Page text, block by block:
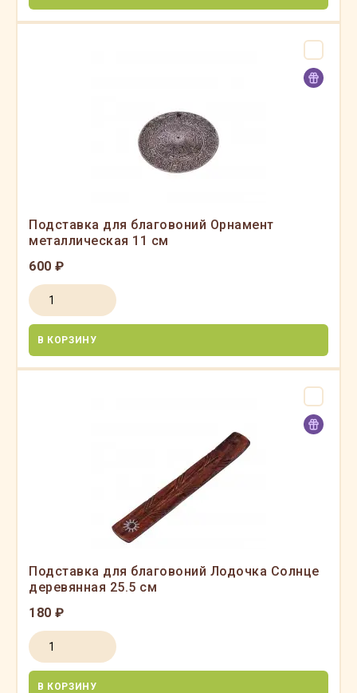
Подставка для благовоний Орнамент
металлическая 11 см
600 ₽
В КОРЗИНУ
Подставка для благовоний Лодочка Солнце
деревянная 25.5 см
180 ₽
В КОРЗИНУ